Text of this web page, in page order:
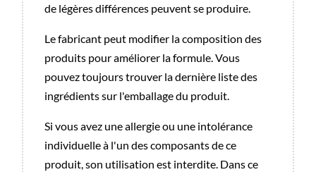
de légères différences peuvent se produire.
Le fabricant peut modifier la composition des
produits pour améliorer la formule. Vous
pouvez toujours trouver la dernière liste des
ingrédients sur l'emballage du produit.
Si vous avez une allergie ou une intolérance
individuelle à l'un des composants de ce
produit, son utilisation est interdite. Dans ce